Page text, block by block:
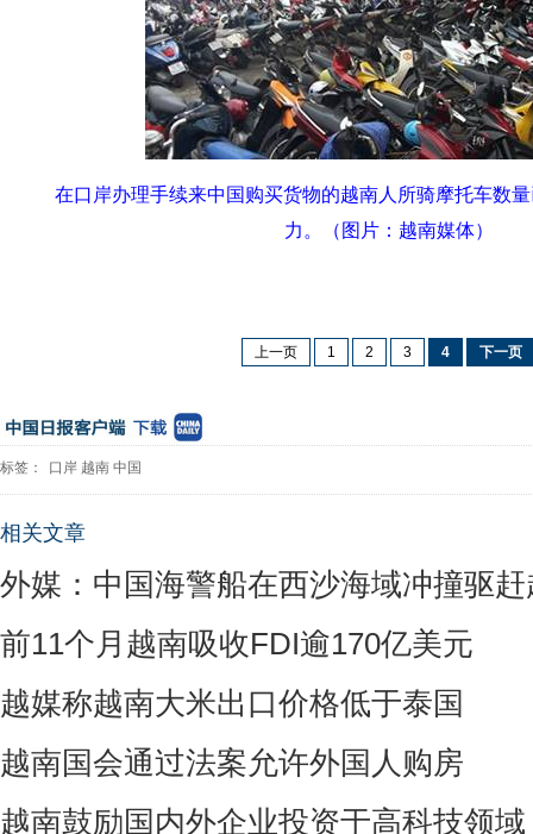
在口岸办理手续来中国购买货物的越南人所骑摩托车数
力。
（图片：越南媒体）
上一页 1 2 3 4 下一页
标签： 口岸 越南 中国
相关文章
外媒：中国海警船在西沙海域冲撞驱
前11个月越南吸收FDI逾170亿美元
越媒称越南大米出口价格低于泰国
越南国会通过法案允许外国人购房
越南鼓励国内外企业投资于高科技领域